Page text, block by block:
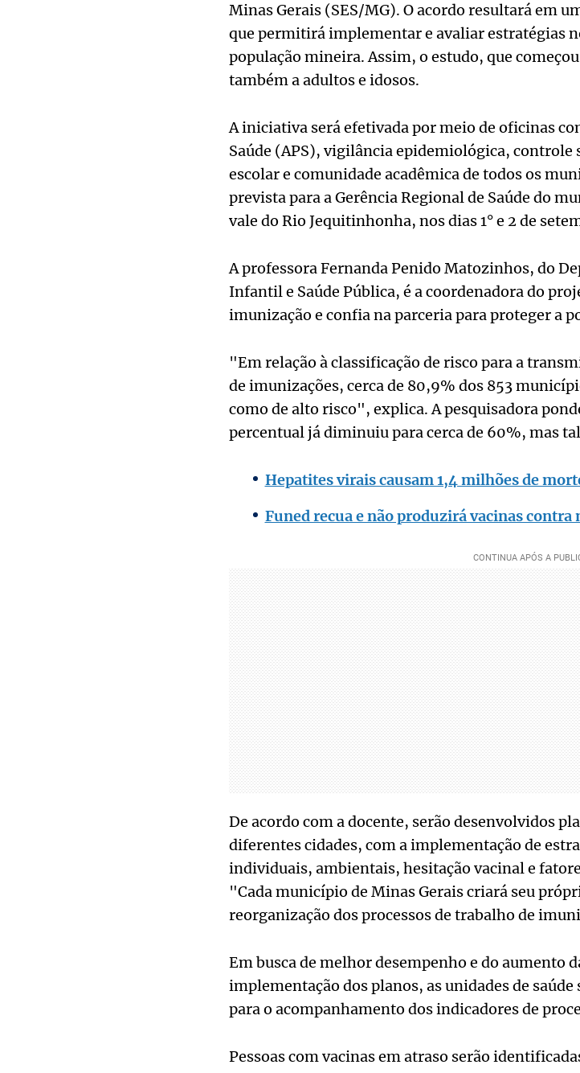
Minas Gerais (SES/MG). O acordo resultará em
que permitirá implementar e avaliar estratégias
população mineira. Assim, o estudo, que
também a adultos e idosos.
A iniciativa será efetivada por meio de oficinas
Saúde (APS), vigilância epidemiológica,
escolar e comunidade acadêmica de todos os
prevista para a Gerência Regional de Saúde do
vale do Rio Jequitinhonha, nos dias 1° e 2 de
A professora Fernanda Penido Matozinhos, do
Infantil e Saúde Pública, é a coordenadora do
imunização e confia na parceria para proteger a
"Em relação à classificação de risco para a
de imunizações, cerca de 80,9% dos 853
como de alto risco", explica. A pesquisadora
percentual já diminuiu para cerca de 60%, mas
Hepatites virais causam 1,4 milhões de
Funed recua e não produzirá vacinas
De acordo com a docente, serão desenvolvidos
diferentes cidades, com a implementação de
individuais, ambientais, hesitação vacinal e
"Cada município de Minas Gerais criará seu
reorganização dos processos de trabalho de
Em busca de melhor desempenho e do aumento
implementação dos planos, as unidades de
para o acompanhamento dos indicadores de
Pessoas com vacinas em atraso serão